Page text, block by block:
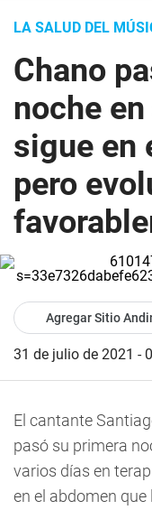
LA SALUD DEL
Chano
noche
sigue en
pero
Agregar Sitio
31 de julio de 2021 -
El cantante
pasó su primera
varios días en
en el abdomen